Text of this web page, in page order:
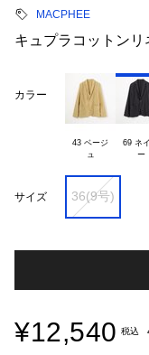
MACPHEE
キュプラコットンリ
カラー
43 ベージ
69 ネ
ー
サイズ 36(9号)
¥12,540 税込